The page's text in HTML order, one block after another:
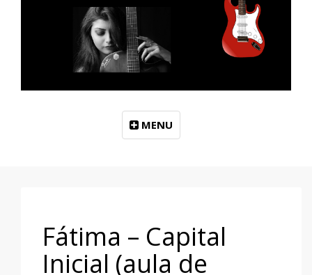
MENU
Fátima – Capital
Inicial (aula de